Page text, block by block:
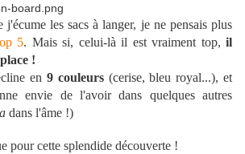
j'écume les sacs à langer, je ne pensais plus
5. Mais si, celui-là il est vraiment top, il
!
en 9 couleurs(cerise, bleu royal...), et
envie de l'avoir dans quelques autres
dans l'âme !)
pour cette splendide découverte !